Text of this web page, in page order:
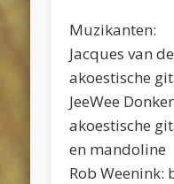
Muzikanten:
Jacques van
akoestische
JeeWee
akoestische
en mandoline
Rob Weenink: